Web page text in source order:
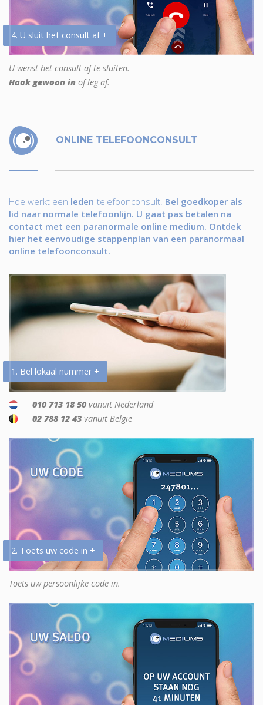
4. U sluit het consult af +
U wenst het consult af te sluiten.
Haak gewoon in of leg af.
ONLINE TELEFOONCONSULT
Hoe werkt een leden-telefoonconsult. Bel goedkoper als
lid naar normale telefoonlijn. U gaat pas betalen na
contact met een paranormale online medium. Ontdek
hier het eenvoudige stappenplan van een paranormaal
online telefoonconsult.
1. Bel lokaal nummer +
010 713 18 50 vanuit Nederland
02 788 12 43 vanuit België
2. Toets uw code in +
Toets uw persoonlijke code in.